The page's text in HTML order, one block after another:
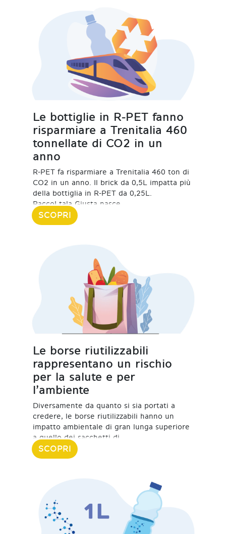
Le bottiglie in R-PET fanno
risparmiare a Trenitalia 460
tonnellate di CO2 in un
anno
R-PET fa risparmiare a Trenitalia 460 ton di
CO2 in un anno. Il brick da 0,5L impatta più
della bottiglia in R-PET da 0,25L.
RaccoLtala Giusta nasce
19 Febbraio 2024
SCOPRI
Le borse riutilizzabili
rappresentano un rischio
per la salute e per
l’ambiente
Diversamente da quanto si sia portati a
credere, le borse riutilizzabili hanno un
impatto ambientale di gran lunga superiore
a quello dei sacchetti di
08 Febbraio 2024
SCOPRI